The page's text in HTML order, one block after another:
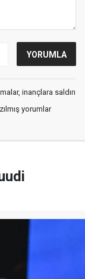
inançlara saldırı
yorumlar